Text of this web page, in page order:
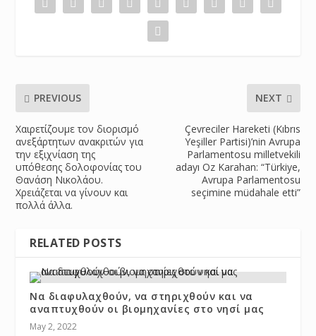
PREVIOUS
Χαιρετίζουμε τον διορισμό
ανεξάρτητων ανακριτών για
την εξιχνίαση της
υπόθεσης δολοφονίας του
Θανάση Νικολάου.
Χρειάζεται να γίνουν και
πολλά άλλα.
NEXT
Çevreciler Hareketi (Kıbrıs
Yeşiller Partisi)’nin Avrupa
Parlamentosu milletvekili
adayı Oz Karahan: “Türkiye,
Avrupa Parlamentosu
seçimine müdahale etti”
RELATED POSTS
Να διαφυλαχθούν, να στηριχθούν και να
αναπτυχθούν οι βιομηχανίες στο νησί μας
May 2, 2022